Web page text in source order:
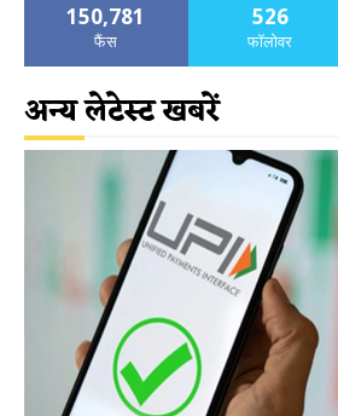
150,781
फैंस
526
फॉलोवर
अन्य लेटेस्ट खबरें